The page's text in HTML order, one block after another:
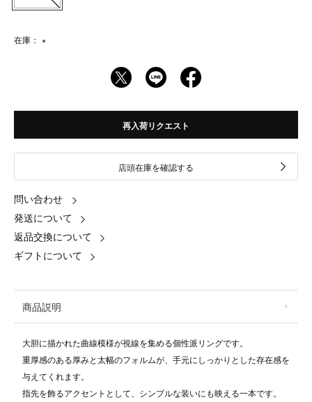
在庫： ×
再入荷リクエスト
店頭在庫を確認する
問い合わせ
発送について
返品交換について
ギフトについて
商品説明
大胆に描かれた曲線模様が視線を集める個性派リングです。
重厚感のある厚みと太幅のフォルムが、手元にしっかりとした存在感を
与えてくれます。
指先を飾るアクセントとして、シンプルな装いにも映える一本です。